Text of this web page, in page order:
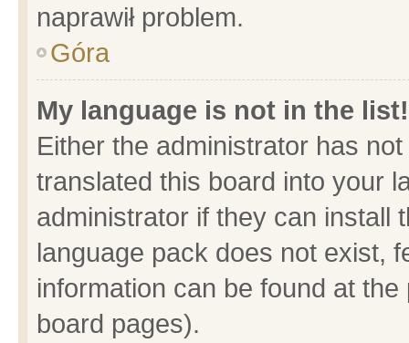
naprawił problem.
Góra
My language is not in the list!
Either the administrator has
translated this board into your
administrator if they can install
language pack does not exist,
information can be found at
board pages).